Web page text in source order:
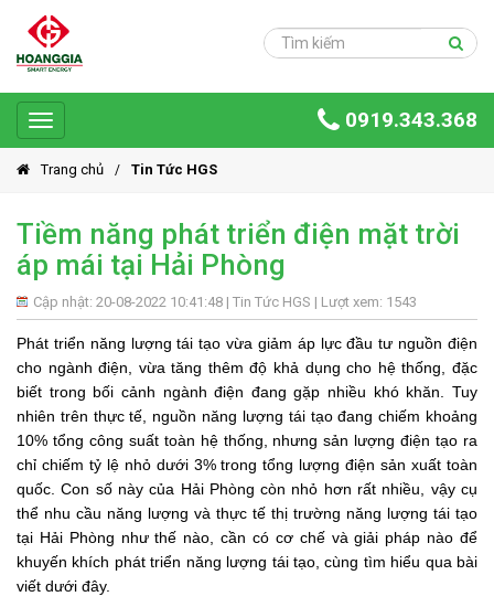
Toggle
navigation
0919.343.368
Trang
chủ
Sản
phẩm
Giải
Ứng
dụng
Dự
án
Hoàng
Gia
Group
Giới
thiệu
tức
Hỏi
Trang chủ Tin Tức HGS
Tiềm năng phát triển điện mặt trời
áp mái tại Hải Phòng
Cập nhật: 20-08-2022 10:41:48 | Tin Tức HGS | Lượt xem: 1543
Phát triển năng lượng tái tạo vừa giảm áp lực đầu tư nguồn điện
cho ngành điện, vừa tăng thêm độ khả dụng cho hệ thống, đặc
biết trong bối cảnh ngành điện đang gặp nhiều khó khăn. Tuy
nhiên trên thực tế, nguồn năng lượng tái tạo đang chiếm khoảng
10% tổng công suất toàn hệ thống, nhưng sản lượng điện tạo ra
chỉ chiếm tỷ lệ nhỏ dưới 3% trong tổng lượng điện sản xuất toàn
quốc. Con số này của Hải Phòng còn nhỏ hơn rất nhiều, vậy cụ
thể nhu cầu năng lượng và thực tế thị trường năng lượng tái tạo
tại Hải Phòng như thế nào, cần có cơ chế và giải pháp nào để
khuyến khích phát triển năng lượng tái tạo, cùng tìm hiểu qua bài
viết dưới đây.